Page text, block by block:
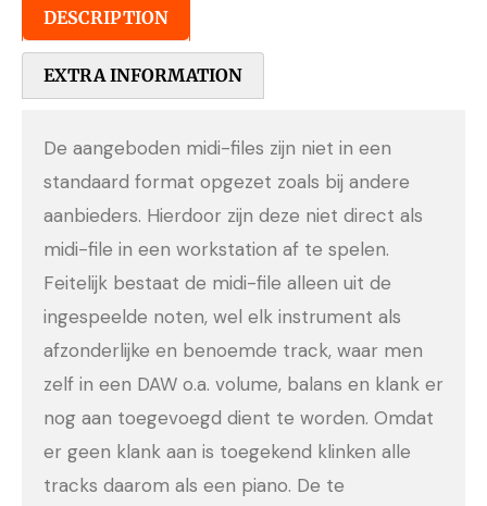
DESCRIPTION
EXTRA INFORMATION
De aangeboden midi-files zijn niet in een
standaard format opgezet zoals bij andere
aanbieders. Hierdoor zijn deze niet direct als
midi-file in een workstation af te spelen.
Feitelijk bestaat de midi-file alleen uit de
ingespeelde noten, wel elk instrument als
afzonderlijke en benoemde track, waar men
zelf in een DAW o.a. volume, balans en klank er
nog aan toegevoegd dient te worden. Omdat
er geen klank aan is toegekend klinken alle
tracks daarom als een piano. De te